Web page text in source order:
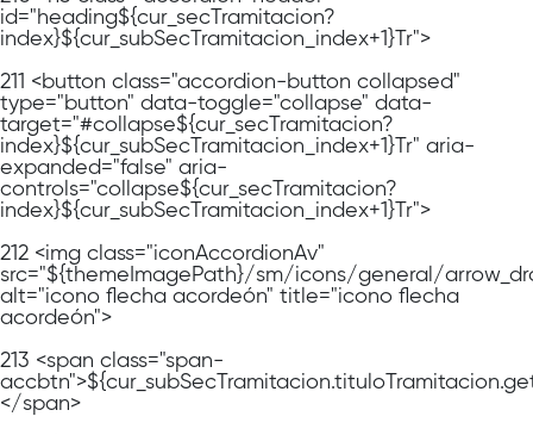
id="heading${cur_secTramitacion?
index}${cur_subSecTramitacion_index+1}Tr">
211 <button class="accordion-button collapsed"
type="button" data-toggle="collapse" data-
target="#collapse${cur_secTramitacion?
index}${cur_subSecTramitacion_index+1}Tr" aria-
expanded="false" aria-
controls="collapse${cur_secTramitacion?
index}${cur_subSecTramitacion_index+1}Tr">
212 <img class="iconAccordionAv"
src="${themeImagePath}/sm/icons/general/
alt="icono flecha acordeón" title="icono flecha
acordeón">
213 <span class="span-
</span>